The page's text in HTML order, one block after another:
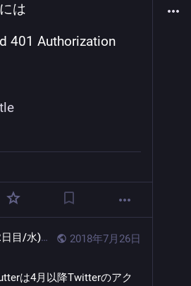
は
401 Authorization
2018年7月26日
)南2-j11b
は4月以降Twitterのアク